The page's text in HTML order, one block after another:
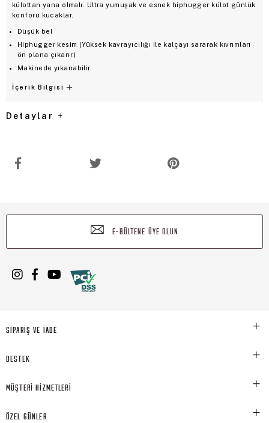
külottan yana olmalı. Ultra yumuşak ve esnek hiphugger külot günlük
konforu kucaklar.
Düşük bel
Hiphugger kesim (Yüksek kavrayıcılığı ile kalçayı sararak kıvrımları
ön plana çıkarır.)
Makinede yıkanabilir
İçerik Bilgisi
Detaylar
E-BÜLTENE ÜYE OLUN
SİPARİŞ VE İADE
DESTEK
MÜŞTERİ HİZMETLERİ
ÖZEL GÜNLER